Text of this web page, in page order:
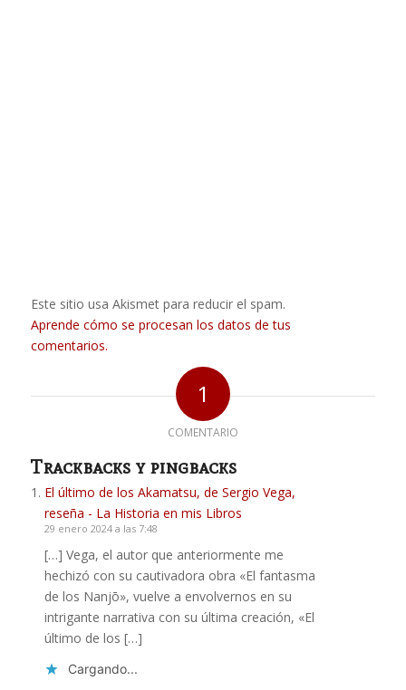
Este sitio usa Akismet para reducir el spam.
Aprende cómo se procesan los datos de tus
comentarios.
1
COMENTARIO
Trackbacks y pingbacks
El último de los Akamatsu, de Sergio Vega,
reseña - La Historia en mis Libros
29 enero 2024 a las 7:48
[…] Vega, el autor que anteriormente me
hechizó con su cautivadora obra «El fantasma
de los Nanjō», vuelve a envolvernos en su
intrigante narrativa con su última creación, «El
último de los […]
Cargando...